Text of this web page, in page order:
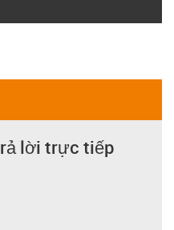
lời trực tiếp